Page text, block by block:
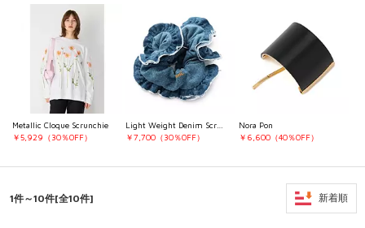
Metallic Cloque Scrunchie
￥5,929（30％OFF）
￥7,700（30％OFF）
Nora Pon
￥6,600（40％OFF）
1件～10件[全10件] 新着順